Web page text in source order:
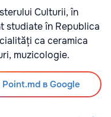
Culturii, în
studiate în Republica
ca ceramica
muzicologie.
в Google